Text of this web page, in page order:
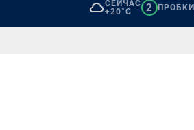
СЕЙЧАС
+20°C
2 ПРОБКИ